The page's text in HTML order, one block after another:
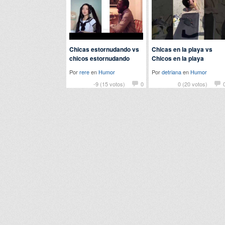
-9 (15 votos) 0
Chicas estornudando vs
chicos estornudando
Porrereen Humor
0 (20 votos)
Chicas en la playa vs
Chicos en la playa
Pordetrianaen Humor